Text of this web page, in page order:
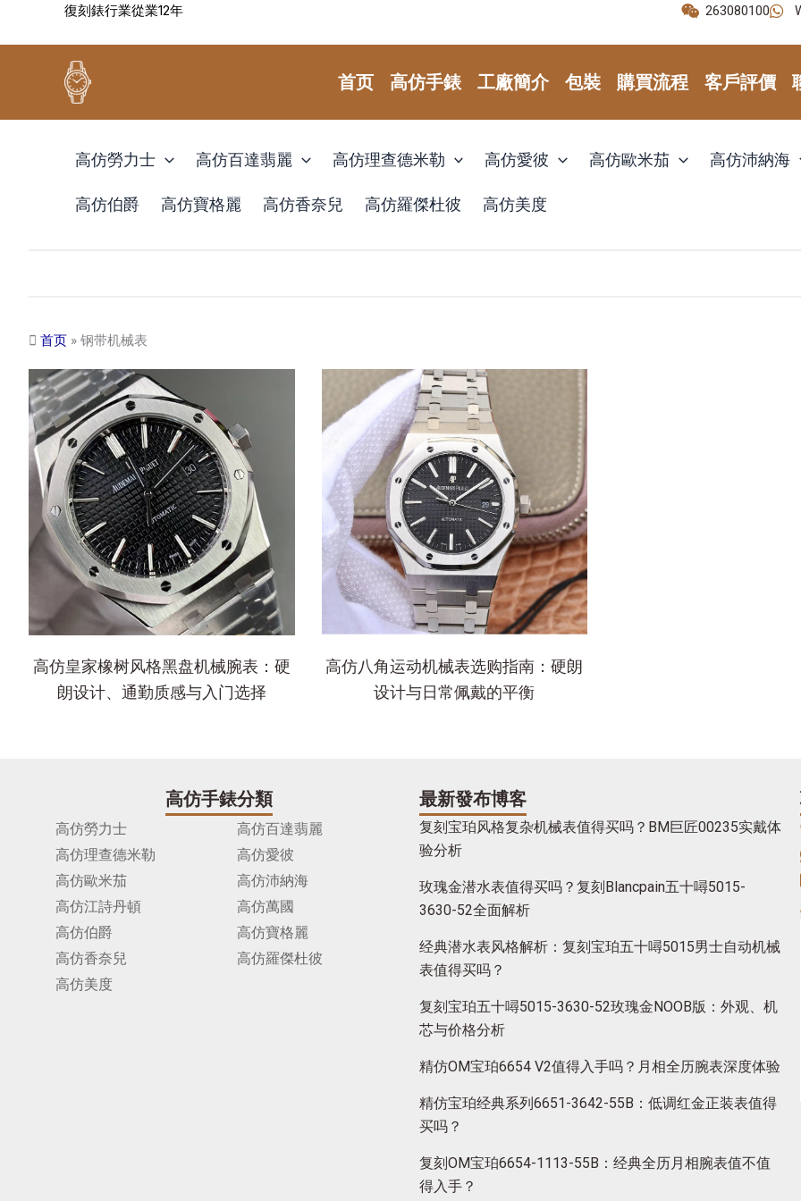
復刻錶行業從業12年 263080100
首页 高仿手錶 工廠簡介 包裝 購買流程 客戶評價
高仿勞力士 高仿百達翡麗 高仿理查德米勒 高仿愛彼 高仿歐米茄 高仿沛納海
高仿伯爵 高仿寶格麗 高仿香奈兒 高仿羅傑杜彼 高仿美度
首页 » 钢带机械表
高仿皇家橡树风格黑盘机械腕表：硬
朗设计、通勤质感与入门选择
高仿八角运动机械表选购指南：硬朗
设计与日常佩戴的平衡
高仿手錶分類
高仿勞力士
高仿百達翡麗
高仿理查德米勒
高仿愛彼
高仿歐米茄
高仿沛納海
高仿江詩丹頓
高仿萬國
高仿伯爵
高仿寶格麗
高仿香奈兒
高仿羅傑杜彼
高仿美度
最新發布博客
复刻宝珀风格复杂机械表值得买吗？BM巨匠00235实戴体
验分析
玫瑰金潜水表值得买吗？复刻Blancpain五十噚5015-
3630-52全面解析
经典潜水表风格解析：复刻宝珀五十噚5015男士自动机械
表值得买吗？
复刻宝珀五十噚5015-3630-52玫瑰金NOOB版：外观、机
芯与价格分析
精仿OM宝珀6654 V2值得入手吗？月相全历腕表深度体验
精仿宝珀经典系列6651-3642-55B：低调红金正装表值得
买吗？
复刻OM宝珀6654-1113-55B：经典全历月相腕表值不值
得入手？